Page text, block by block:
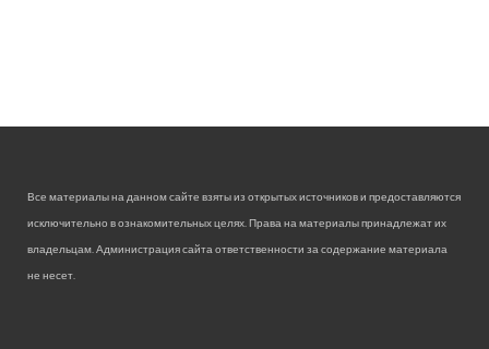
Все материалы на данном сайте взяты из открытых источников и предоставляются
исключительно в ознакомительных целях. Права на материалы принадлежат их
владельцам. Администрация сайта ответственности за содержание материала
не несет.